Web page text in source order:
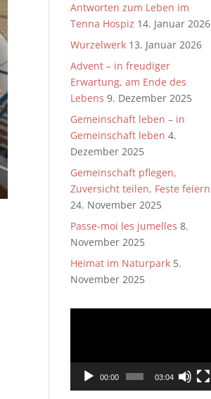
Antworten zum Leben im
Tenna Hospiz 14. Januar 2026
Wurzelwerk 13. Januar 2026
Advent – in freudiger
Erwartung, am Ende des
Lebens 9. Dezember 2025
Gemeinschaft leben – in
Gemeinschaft leben 4.
Dezember 2025
Gemeinschaft pflegen,
Zuversicht teilen, Feste feiern
24. November 2025
Passe-moi les jumelles 8.
November 2025
Heimat im Naturpark 5.
November 2025
00:00 03:04